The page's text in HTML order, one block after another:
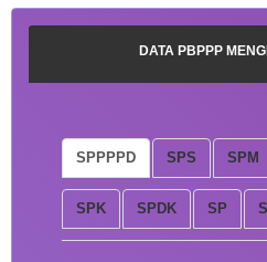
DATA PBPPP
SPPPPD SPS SPM
SPK SPDK SP